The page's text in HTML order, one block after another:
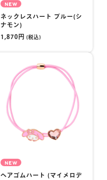
NEW
ネックレスハート ブルー(シ
ナモン)
1,870円 (税込)
NEW
ヘアゴムハート (マイメロデ